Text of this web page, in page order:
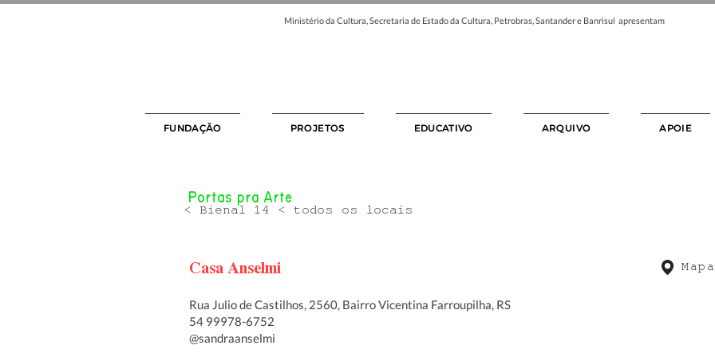
Ministério da Cultura, Secretaria de Estado da Cultura, Petrobras, Santander e Banrisul apresentam
FUNDAÇÃO PROJETOS EDUCATIVO ARQUIVO APOIE
< Bienal 14 < todos os locais
Portas pra Arte
Casa Anselmi Mapa
Rua Julio de Castilhos, 2560, Bairro Vicentina Farroupilha, RS
54 99978-6752
@sandraanselmi